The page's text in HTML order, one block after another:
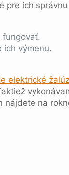
pre ich správnu
fungovať.
ich výmenu.
elektrické
nájdete na